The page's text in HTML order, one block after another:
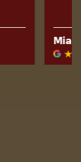
Mia